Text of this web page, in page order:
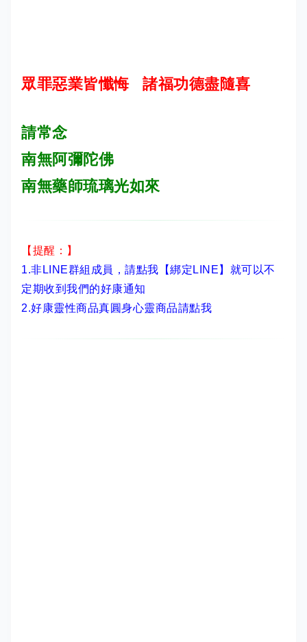
眾罪惡業皆懺悔 諸福功德盡隨喜
請常念
南無阿彌陀佛
南無藥師琉璃光如來
【提醒：】
1.非LINE群組成員， 請點我【綁定LINE】 就可以不
定期收到我們的好康通知
2.好康靈性商品真圓身心靈商品請點我